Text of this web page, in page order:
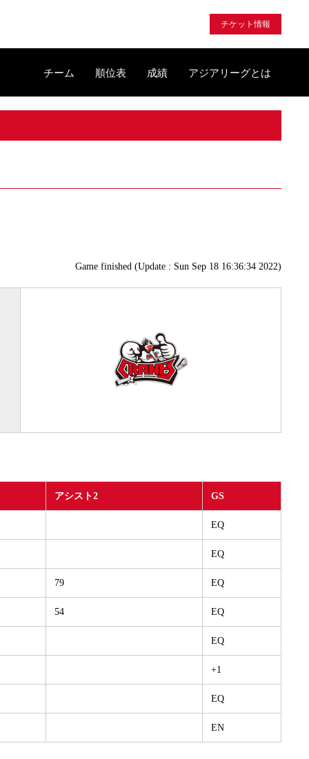
チケット情報
チーム 順位表 成績 アジアリーグとは
Game finished (Update : Sun Sep 18 16:36:34 2022)
アシスト2 GS
EQ
EQ
79 EQ
54 EQ
EQ
+1
EQ
EN